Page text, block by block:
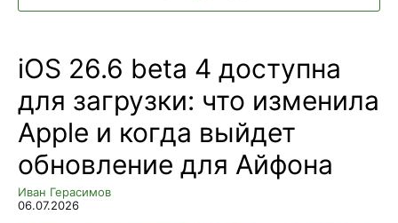
iOS 26.6 beta 4 доступна
для загрузки: что изменила
Apple и когда выйдет
обновление для Айфона
Иван Герасимов
06.07.2026